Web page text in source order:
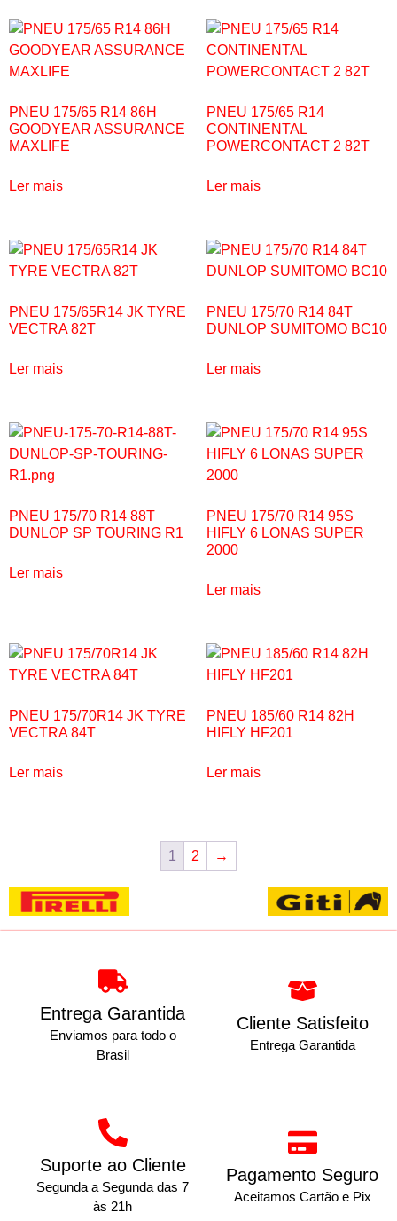
PNEU 175/65 R14 86H
GOODYEAR ASSURANCE
MAXLIFE
Ler mais
PNEU 175/65 R14
CONTINENTAL
POWERCONTACT 2 82T
Ler mais
PNEU 175/65R14 JK TYRE
VECTRA 82T
Ler mais
PNEU 175/70 R14 84T
DUNLOP SUMITOMO BC10
Ler mais
PNEU 175/70 R14 88T
DUNLOP SP TOURING R1
Ler mais
PNEU 175/70 R14 95S
HIFLY 6 LONAS SUPER
2000
Ler mais
PNEU 175/70R14 JK TYRE
VECTRA 84T
Ler mais
PNEU 185/60 R14 82H
HIFLY HF201
Ler mais
1 2 →
Entrega Garantida
Enviamos para todo o
Brasil
Cliente Satisfeito
Entrega Garantida
Suporte ao Cliente
Segunda a Segunda das 7
às 21h
Pagamento Seguro
Aceitamos Cartão e Pix